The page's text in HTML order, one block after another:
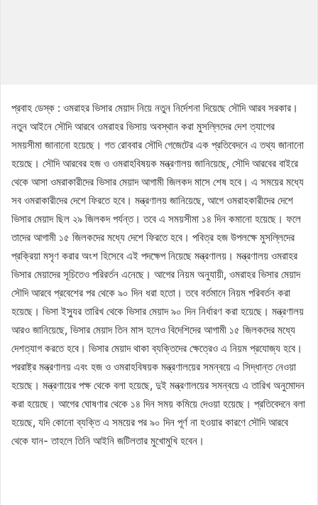
প্রবাহ ডেস্ক : ওমরাহর ভিসার মেয়াদ নিয়ে নতুন নির্দেশনা দিয়েছে সৌদি আরব সরকার।
নতুন আইনে সৌদি আরবে ওমরাহর ভিসায় অবস্থান করা মুসল্লিদের দেশ ত্যাগের
সময়সীমা জানানো হয়েছে। গত রোববার সৌদি গেজেটের এক প্রতিবেদনে এ তথ্য জানানো
হয়েছে। সৌদি আরবের হজ ও ওমরাহবিষয়ক মন্ত্রণালয় জানিয়েছে, সৌদি আরবের বাইরে
থেকে আসা ওমরাকারীদের ভিসার মেয়াদ আগামী জিলকদ মাসে শেষ হবে। এ সময়ের মধ্যে
সব ওমরাকারীদের দেশে ফিরতে হবে। মন্ত্রণালয় জানিয়েছে, আগে ওমরাহকারীদের দেশে
ভিসার মেয়াদ ছিল ২৯ জিলকদ পর্যন্ত। তবে এ সময়সীমা ১৪ দিন কমানো হয়েছে। ফলে
তাদের আগামী ১৫ জিলকদের মধ্যে দেশে ফিরতে হবে। পবিত্র হজ উপলক্ষে মুসল্লিদের
প্রক্রিয়া মসৃণ করার অংশ হিসেবে এই পদক্ষেপ নিয়েছে মন্ত্রণালয়। মন্ত্রণালয় ওমরাহর
ভিসার মেয়াদের সূচিতেও পরিরর্তন এনেছে। আগের নিয়ম অনুযায়ী, ওমরাহর ভিসার মেয়াদ
সৌদি আরবে প্রবেশের পর থেকে ৯০ দিন ধরা হতো। তবে বর্তমানে নিয়ম পরিবর্তন করা
হয়েছে। ভিসা ইস্যুর তারিখ থেকে ভিসার মেয়াদ ৯০ দিন নির্ধারণ করা হয়েছে। মন্ত্রণালয়
আরও জানিয়েছে, ভিসার মেয়াদ তিন মাস হলেও বিদেশিদের আগামী ১৫ জিলকদের মধ্যে
দেশত্যাগ করতে হবে। ভিসার মেয়াদ থাকা ব্যক্তিদের ক্ষেত্রেও এ নিয়ম প্রযোজ্য হবে।
পররাষ্ট্র মন্ত্রণালয় এবং হজ ও ওমরাহবিষয়ক মন্ত্রণালয়ের সমন্বয়ে এ সিদ্ধান্ত নেওয়া
হয়েছে। মন্ত্রণায়ের পক্ষ থেকে বলা হয়েছে, দুই মন্ত্রণালয়ের সমন্বয়ে এ তারিখ অনুমোদন
করা হয়েছে। আগের ঘোষণার থেকে ১৪ দিন সময় কমিয়ে দেওয়া হয়েছে। প্রতিবেদনে বলা
হয়েছে, যদি কোনো ব্যক্তি এ সময়ের পর ৯০ দিন পূর্ণ না হওয়ার কারণে সৌদি আরবে
থেকে যান- তাহলে তিনি আইনি জটিলতার মুখোমুখি হবেন।